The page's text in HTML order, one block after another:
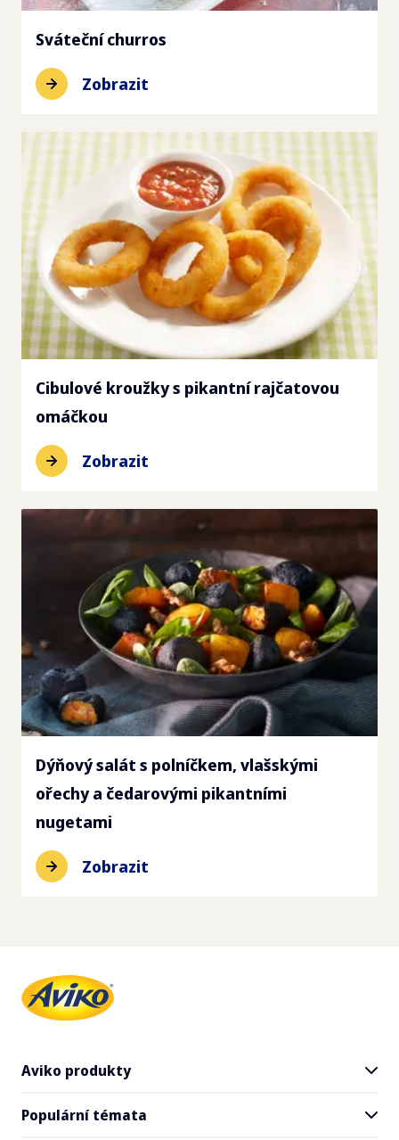
Sváteční churros
Zobrazit
Cibulové kroužky s pikantní rajčatovou
omáčkou
Zobrazit
Dýňový salát s polníčkem, vlašskými
ořechy a čedarovými pikantními
nugetami
Zobrazit
Aviko produkty
Všechny produkty
Populární témata